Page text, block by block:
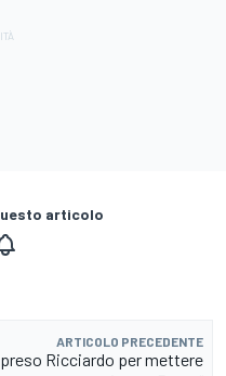
articolo
ARTICOLO PRECEDENTE
preso Ricciardo per mettere